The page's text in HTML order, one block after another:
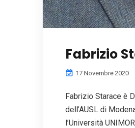
Fabrizio
17 Novembre 2020
Fabrizio Starace è
dell’AUSL di
l’Università